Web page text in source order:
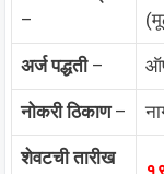
–
अर्ज पद्धती–
नोकरी ठिकाण–
शेवटची तारीख